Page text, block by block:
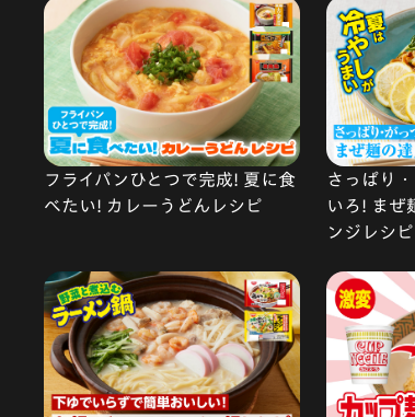
フライパンひとつで完成! 夏に食
べたい! カレーうどんレシピ
さっぱり
いろ! まぜ
ンジレシピ